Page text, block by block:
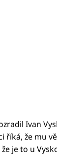
Ivan
říká, že mu
je to u